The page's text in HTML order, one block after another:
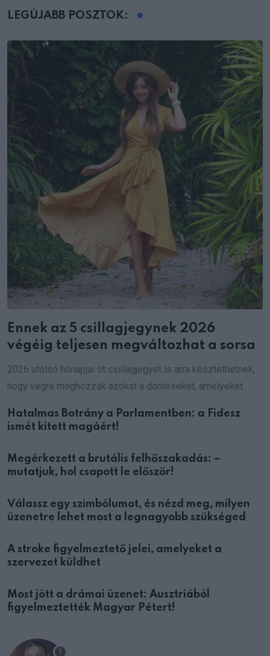
LEGÚJABB POSZTOK:
Ennek az 5 csillagjegynek 2026
végéig teljesen megváltozhat a sorsa
2026 utolsó hónapjai öt csillagjegyet is arra késztethetnek,
hogy végre meghozzák azokat a döntéseket, amelyeket
Hatalmas Botrány a Parlamentben: a Fidesz
ismét kitett magáért!
Megérkezett a brutális felhőszakadás: –
mutatjuk, hol csapott le először!
Válassz egy szimbólumot, és nézd meg, milyen
üzenetre lehet most a legnagyobb szükséged
A stroke figyelmeztető jelei, amelyeket a
szervezet küldhet
Most jött a drámai üzenet: Ausztriából
figyelmeztették Magyar Pétert!